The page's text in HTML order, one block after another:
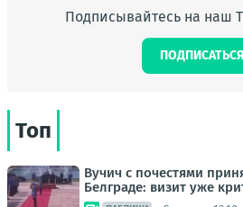
Подписывайтесь на наш
ПОДПИСАТЬСЯ
Топ
Вучич с почестями
Белграде: визит уже